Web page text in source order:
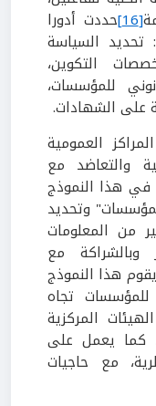
[16]
حددت أدورا
تحديد السياسة
التكوين،
للمؤسسات،
على الشهادات.
العمومية
والتعاضد مع
في هذا النموذج
وتحديد
من المعلومات
وبالشراكة مع
هذا النموذج
للمؤسسات تجاه
المركزية
كما يعمل على
مع حاجيات